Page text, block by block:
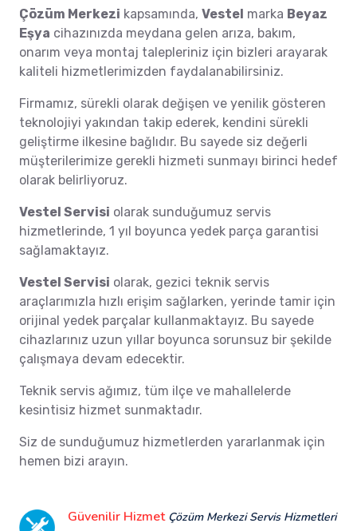
Çözüm Merkezi kapsamında, Vestel marka Beyaz
Eşya cihazınızda meydana gelen arıza, bakım,
onarım veya montaj talepleriniz için bizleri arayarak
kaliteli hizmetlerimizden faydalanabilirsiniz.
Firmamız, sürekli olarak değişen ve yenilik gösteren
teknolojiyi yakından takip ederek, kendini sürekli
geliştirme ilkesine bağlıdır. Bu sayede siz değerli
müşterilerimize gerekli hizmeti sunmayı birinci hedef
olarak belirliyoruz.
Vestel Servisi olarak sunduğumuz servis
hizmetlerinde, 1 yıl boyunca yedek parça garantisi
sağlamaktayız.
Vestel Servisi olarak, gezici teknik servis
araçlarımızla hızlı erişim sağlarken, yerinde tamir için
orijinal yedek parçalar kullanmaktayız. Bu sayede
cihazlarınız uzun yıllar boyunca sorunsuz bir şekilde
çalışmaya devam edecektir.
Teknik servis ağımız, tüm ilçe ve mahallelerde
kesintisiz hizmet sunmaktadır.
Siz de sunduğumuz hizmetlerden yararlanmak için
hemen bizi arayın.
Güvenilir Hizmet Çözüm Merkezi Servis Hizmetleri